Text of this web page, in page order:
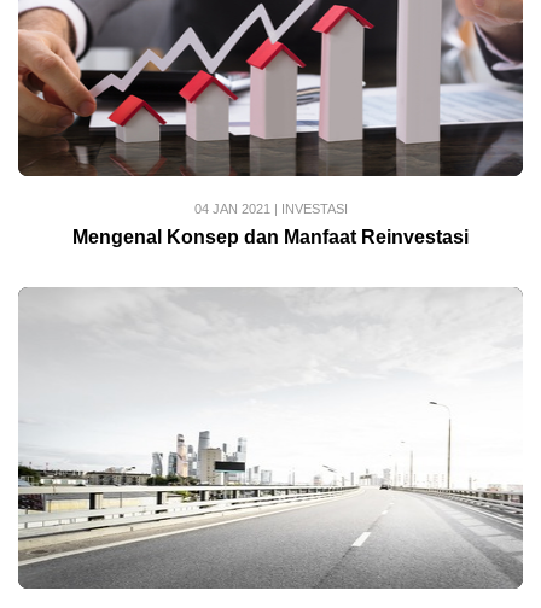
04 JAN 2021 INVESTASI
Mengenal Konsep dan Manfaat Reinvestasi